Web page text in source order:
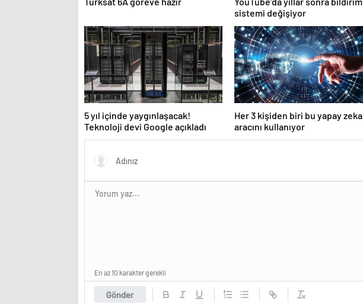
sistemi değişiyor
5 yıl içinde yaygınlaşacak!
Teknoloji devi Google açıkladı
Her 3 kişiden biri bu yapay zeka
aracını kullanıyor
Gönder
En az 10 karakter gerekli